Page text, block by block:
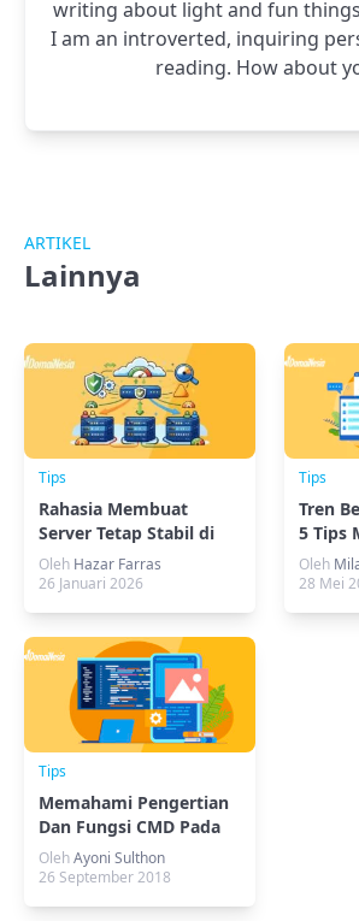
writing about light and fun
I am an introverted, inquiring
reading. How about
ARTIKEL
Lainnya
Tips
Rahasia Membuat
Server Tetap Stabil di
Trafik Tinggi dengan
Load Balancer
Oleh Hazar Farras
26 Januari 2026
Tips
Tren
5 Tips
Gen Z!
Oleh
28 Mei
Tips
Memahami Pengertian
Dan Fungsi CMD Pada
Komputer
OlehAyoni Sulthon
26 September 2018